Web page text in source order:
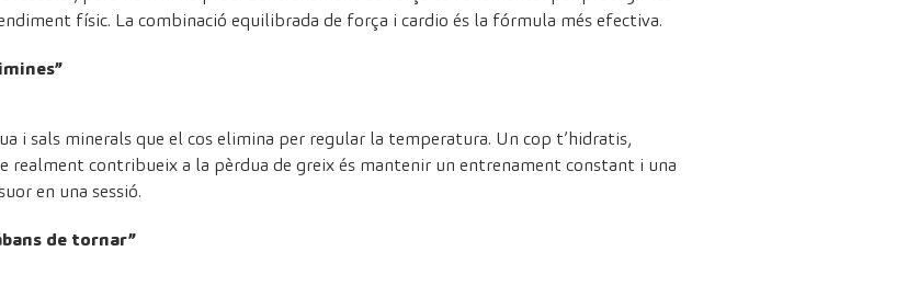
físic. La combinació equilibrada de força i cardio és la fórmula més efectiva.
i sals minerals que el cos elimina per regular la temperatura. Un cop t’hidratis,
realment contribueix a la pèrdua de greix és mantenir un entrenament constant i una
en una sessió.
de tornar”